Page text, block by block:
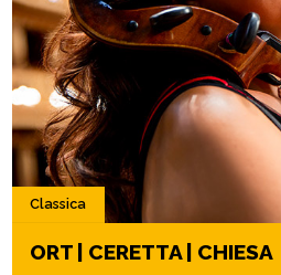
Classica
ORT | CERETTA | CHIESA